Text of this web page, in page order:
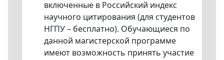
включенные в Российский индекс
научного цитирования (для студентов
НГПУ – бесплатно). Обучающиеся по
данной магистерской программе
имеют возможность принять участие